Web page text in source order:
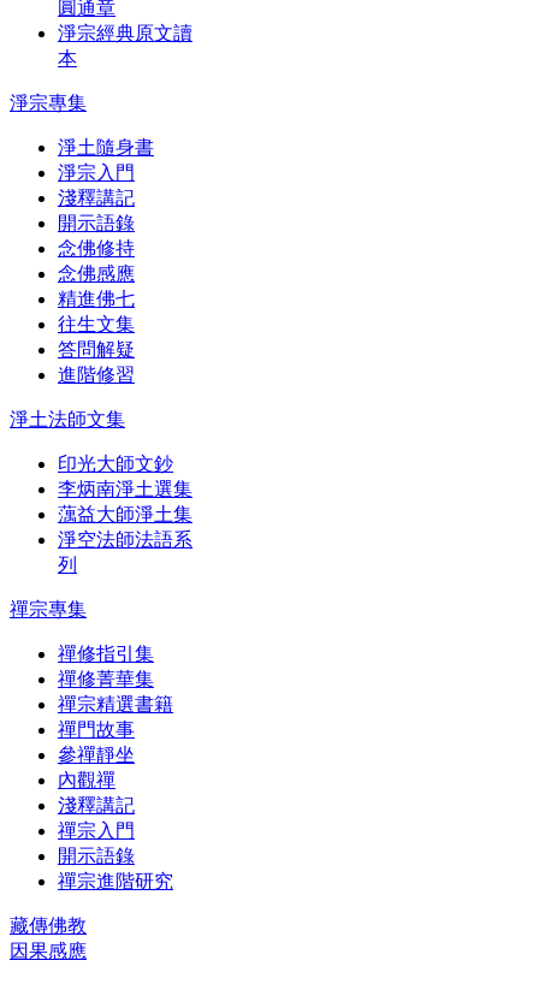
圓通章
淨宗經典原文讀
本
淨宗專集
淨土隨身書
淨宗入門
淺釋講記
開示語錄
念佛修持
念佛感應
精進佛七
往生文集
答問解疑
進階修習
淨土法師文集
印光大師文鈔
李炳南淨土選集
蕅益大師淨土集
淨空法師法語系
列
禪宗專集
禪修指引集
禪修菁華集
禪宗精選書籍
禪門故事
參禪靜坐
內觀禪
淺釋講記
禪宗入門
開示語錄
禪宗進階研究
藏傳佛教
因果感應